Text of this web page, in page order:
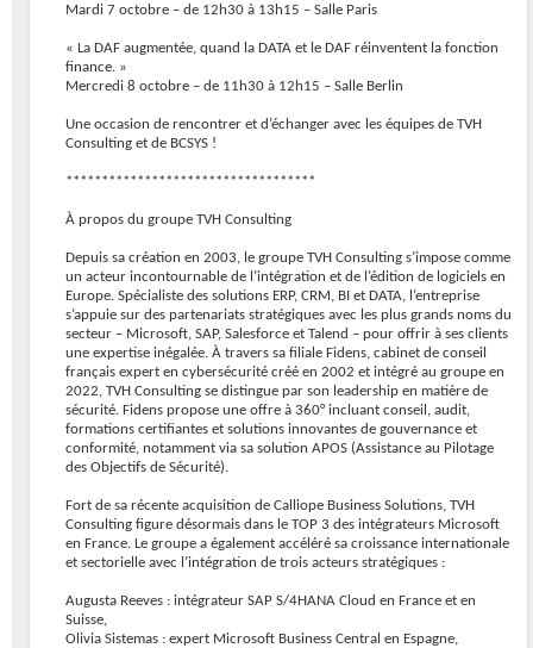
Mardi 7 octobre – de 12h30 à 13h15 – Salle Paris
« La DAF augmentée, quand la DATA et le DAF réinventent la fonction
finance. »
Mercredi 8 octobre – de 11h30 à 12h15 – Salle Berlin
Une occasion de rencontrer et d’échanger avec les équipes de TVH
Consulting et de BCSYS !
***********************************
À propos du groupe TVH Consulting
Depuis sa création en 2003, le groupe TVH Consulting s’impose comme
un acteur incontournable de l’intégration et de l’édition de logiciels en
Europe. Spécialiste des solutions ERP, CRM, BI et DATA, l’entreprise
s’appuie sur des partenariats stratégiques avec les plus grands noms du
secteur – Microsoft, SAP, Salesforce et Talend – pour offrir à ses clients
une expertise inégalée. À travers sa filiale Fidens, cabinet de conseil
français expert en cybersécurité créé en 2002 et intégré au groupe en
2022, TVH Consulting se distingue par son leadership en matière de
sécurité. Fidens propose une offre à 360° incluant conseil, audit,
formations certifiantes et solutions innovantes de gouvernance et
conformité, notamment via sa solution APOS (Assistance au Pilotage
des Objectifs de Sécurité).
Fort de sa récente acquisition de Calliope Business Solutions, TVH
Consulting figure désormais dans le TOP 3 des intégrateurs Microsoft
en France. Le groupe a également accéléré sa croissance internationale
et sectorielle avec l’intégration de trois acteurs stratégiques :
Augusta Reeves : intégrateur SAP S/4HANA Cloud en France et en
Suisse,
Olivia Sistemas : expert Microsoft Business Central en Espagne,